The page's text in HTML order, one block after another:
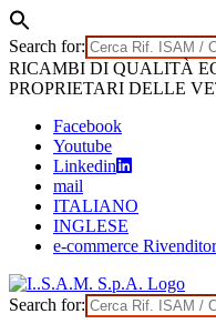
Search for:
Skip
to
RICAMBI DI QUALITÀ
PROPRIETARI DELLE
Facebook
Youtube
Linkedin
mail
ITALIANO
INGLESE
e-commerce
Search for: